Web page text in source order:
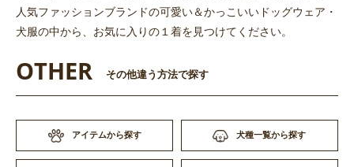
人気ファッションブランドの可愛い＆かっこいいドッグウェア・
犬服の中から、お気に入りの１着を見つけてください。
OTHER その他違う方法で探す
アイテムから探す 犬種一覧から探す